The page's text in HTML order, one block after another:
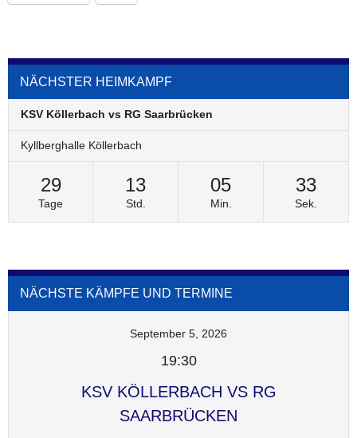
NÄCHSTER HEIMKAMPF
KSV Köllerbach vs RG Saarbrücken
Kyllberghalle Köllerbach
29
Tage
13
Std.
05
Min.
33
Sek.
NÄCHSTE KÄMPFE UND TERMINE
September 5, 2026
19:30
KSV KÖLLERBACH VS RG
SAARBRÜCKEN